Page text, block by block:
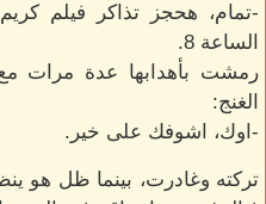
-تمام، هحجز تذاكر فيلم
الساعة 8.
رمشت بأهدابها عدة مرات
الغنج:
-اوك، اشوفك على خير.
تركته وغادرت، بينما ظل هو